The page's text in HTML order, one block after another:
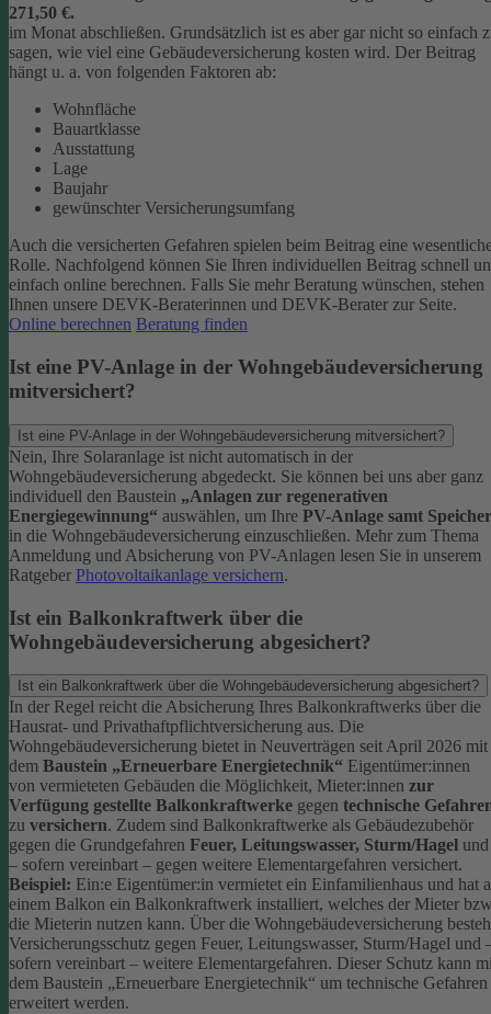
271,50 €.
im Monat abschließen. Grundsätzlich ist es aber gar nicht so einfach
sagen, wie viel eine Gebäudeversicherung kosten wird. Der Beitrag
hängt u. a. von folgenden Faktoren ab:
Wohnfläche
Bauartklasse
Ausstattung
Lage
Baujahr
gewünschter Versicherungsumfang
Auch die versicherten Gefahren spielen beim Beitrag eine
Rolle. Nachfolgend können Sie Ihren individuellen Beitrag schnell
einfach online berechnen. Falls Sie mehr Beratung wünschen, stehen
Ihnen unsere DEVK-Beraterinnen und DEVK-Berater zur Seite.
Online berechnen Beratung finden
Ist eine PV-Anlage in der Wohngebäudeversicherung
mitversichert?
Ist eine PV-Anlage in der Wohngebäudeversicherung mitversichert?
Nein, Ihre Solaranlage ist nicht automatisch in der
Wohngebäudeversicherung abgedeckt. Sie können bei uns aber ganz
individuell den Baustein „Anlagen zur regenerativen
Energiegewinnung“ auswählen, um Ihre PV-Anlage samt Speicher
in die Wohngebäudeversicherung einzuschließen. Mehr zum Thema
Anmeldung und Absicherung von PV-Anlagen lesen Sie in unserem
Ratgeber Photovoltaikanlage versichern.
Ist ein Balkonkraftwerk über die
Wohngebäudeversicherung abgesichert?
Ist ein Balkonkraftwerk über die Wohngebäudeversicherung abgesichert?
In der Regel reicht die Absicherung Ihres Balkonkraftwerks über die
Hausrat- und Privathaftpflichtversicherung aus. Die
Wohngebäudeversicherung bietet in Neuverträgen seit April 2026 mit
dem Baustein „Erneuerbare Energietechnik“ Eigentümer:innen
von vermieteten Gebäuden die Möglichkeit, Mieter:innen zur
Verfügung gestellte Balkonkraftwerke gegen technische
zu versichern. Zudem sind Balkonkraftwerke als Gebäudezubehör
gegen die Grundgefahren Feuer, Leitungswasser, Sturm/Hagel und
– sofern vereinbart – gegen weitere Elementargefahren versichert.
Beispiel: Ein:e Eigentümer:in vermietet ein Einfamilienhaus und hat
einem Balkon ein Balkonkraftwerk installiert, welches der Mieter
die Mieterin nutzen kann. Über die Wohngebäudeversicherung
Versicherungsschutz gegen Feuer, Leitungswasser, Sturm/Hagel und
sofern vereinbart – weitere Elementargefahren. Dieser Schutz kann
dem Baustein „Erneuerbare Energietechnik“ um technische Gefahren
erweitert werden.